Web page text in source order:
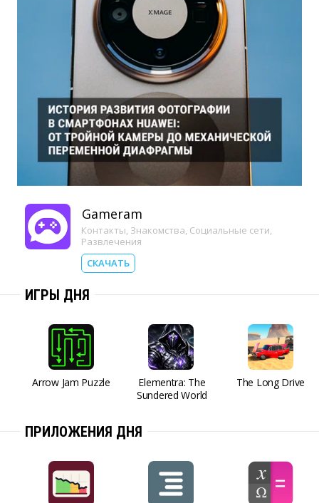
Gameram
Контакты, Знакомства, Социальные сети,
Развлечения
СКАЧАТЬ
ИГРЫ ДНЯ
Arrow Jam Puzzle
Elementra: The
Sundered World
The Long Drive
ПРИЛОЖЕНИЯ ДНЯ